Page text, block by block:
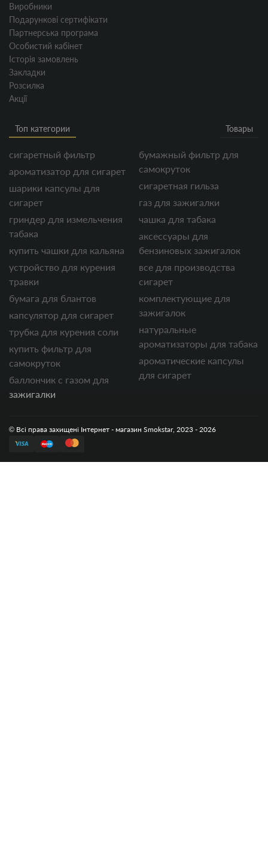
Виробники
Подарункові сертифікати
Партнерська програма
Особистий кабінет
Історія замовлень
Закладки
Розсилка
Акції
Топ категории Товары
сигаретный фильтр
ароматизатор для сигарет
шарики капсулы для
сигарет
гриндер для измельчения
табака
купить чашки для кальяна
устройство для курения
травки
бумага для блантов
капсулятор для сигарет
трубка для курения соли
купить фильтр для
самокруток
баллончик с газом для
зажигалки
бумажный фильтр для
самокруток
сигаретная гильза
газ для зажигалки
чашка для табака
аксессуары для
бензиновых зажигалок
все для производства
сигарет
комплектующие для
зажигалок
натуральные
ароматизаторы для табака
ароматические капсулы
для сигарет
© Всі права захищені Інтернет - магазин Smokstar, 2023 - 2026